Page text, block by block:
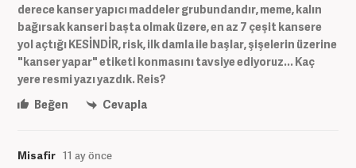
derece kanser yapıcı maddeler grubundandır, meme, kalın
bağırsak kanseri başta olmak üzere, en az 7 çeşit kansere
yol açtığı KESİNDİR, risk, ilk damla ile başlar, şişelerin üzerine
"kanser yapar" etiketi konmasını tavsiye ediyoruz... Kaç
yere resmi yazı yazdık. Reis?
Beğen
Cevapla
Misafir 11 ay önce